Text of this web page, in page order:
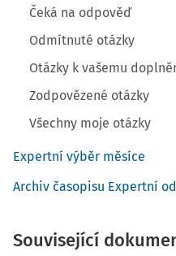
Čeká na odpověď
Odmítnuté otázky
Otázky k vašemu
Zodpovězené otázky
Všechny moje otázky
Expertní výběr měsíce
Archiv časopisu Expertní
Související